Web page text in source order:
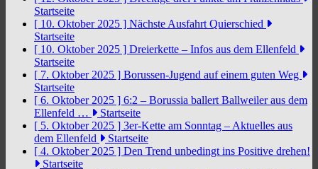
Startseite
[ 10. Oktober 2025 ] Nächste Ausfahrt Quierschied
Startseite
[ 10. Oktober 2025 ] Dreierkette – Infos aus dem Ellenfeld
Startseite
[ 7. Oktober 2025 ] Borussen-Jugend auf einem guten Weg
Startseite
[ 6. Oktober 2025 ] 6:2 – Borussia ballert Ballweiler aus dem
Ellenfeld …
Startseite
[ 5. Oktober 2025 ] 3er-Kette am Sonntag – Aktuelles aus
dem Ellenfeld
Startseite
[ 4. Oktober 2025 ] Den Trend unbedingt ins Positive drehen!
Startseite